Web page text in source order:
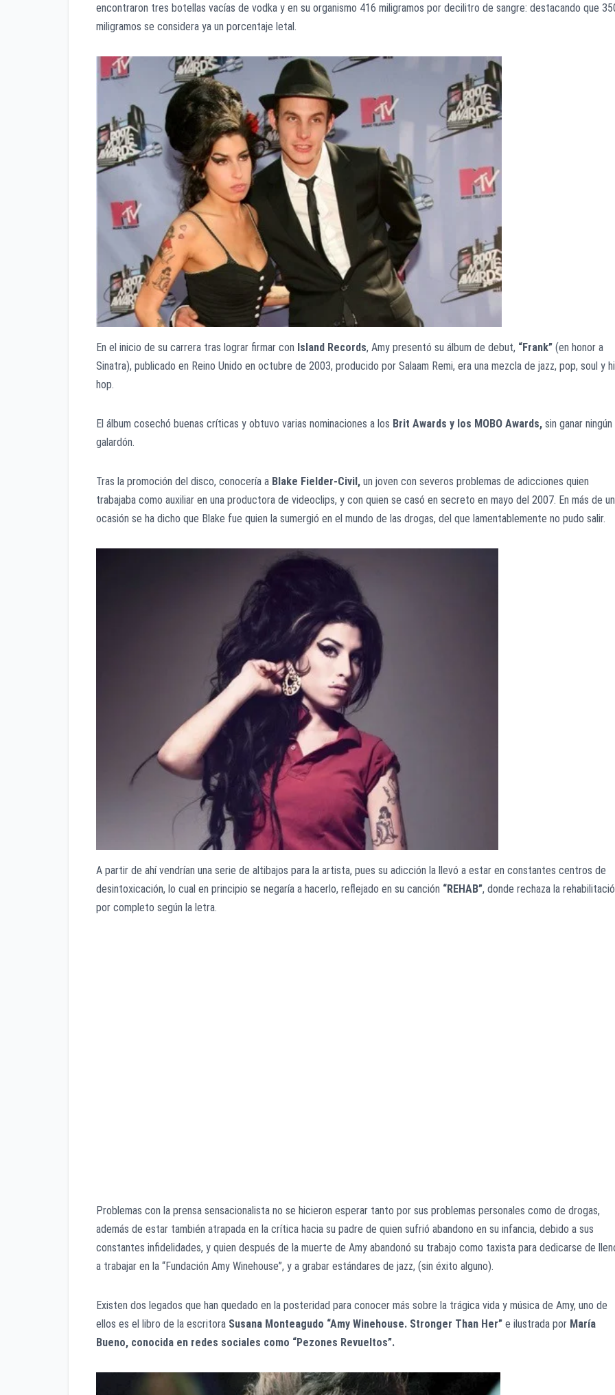
encontraron tres botellas vacías de vodka y en su organismo 416 miligramos por decilitro de sangre: destacando que
miligramos se considera ya un porcentaje letal.
En el inicio de su carrera tras lograr firmar con Island Records, Amy presentó su álbum de debut, “Frank” (en honor a
Sinatra), publicado en Reino Unido en octubre de 2003, producido por Salaam Remi, era una mezcla de jazz, pop, soul y
hop.
El álbum cosechó buenas críticas y obtuvo varias nominaciones a los Brit Awards y los MOBO Awards, sin ganar ningún
galardón.
Tras la promoción del disco, conocería a Blake Fielder-Civil, un joven con severos problemas de adicciones quien
trabajaba como auxiliar en una productora de videoclips, y con quien se casó en secreto en mayo del 2007. En más de
ocasión se ha dicho que Blake fue quien la sumergió en el mundo de las drogas, del que lamentablemente no pudo salir.
A partir de ahí vendrían una serie de altibajos para la artista, pues su adicción la llevó a estar en constantes centros de
desintoxicación, lo cual en principio se negaría a hacerlo, reflejado en su canción “REHAB”, donde rechaza la
por completo según la letra.
Problemas con la prensa sensacionalista no se hicieron esperar tanto por sus problemas personales como de drogas,
además de estar también atrapada en la crítica hacia su padre de quien sufrió abandono en su infancia, debido a sus
constantes infidelidades, y quien después de la muerte de Amy abandonó su trabajo como taxista para dedicarse de
a trabajar en la “Fundación Amy Winehouse”, y a grabar estándares de jazz, (sin éxito alguno).
Existen dos legados que han quedado en la posteridad para conocer más sobre la trágica vida y música de Amy, uno de
ellos es el libro de la escritora Susana Monteagudo “Amy Winehouse. Stronger Than Her” e ilustrada por María
Bueno, conocida en redes sociales como “Pezones Revueltos”.